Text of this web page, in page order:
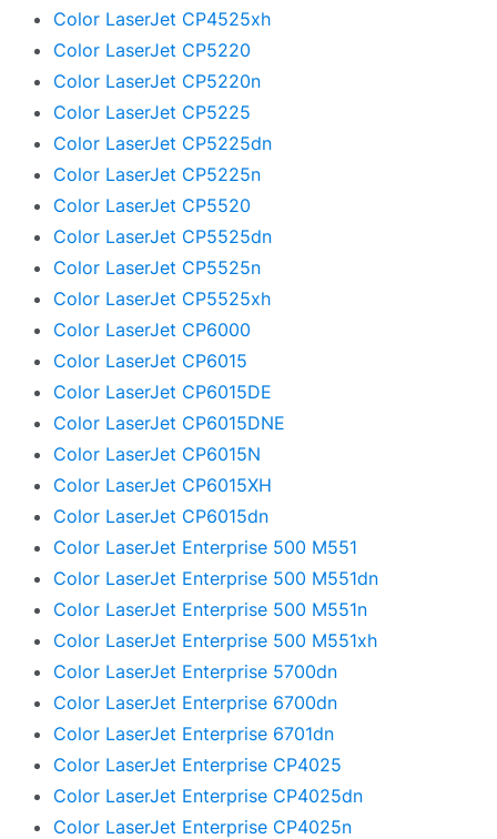
Color LaserJet CP4525xh
Color LaserJet CP5220
Color LaserJet CP5220n
Color LaserJet CP5225
Color LaserJet CP5225dn
Color LaserJet CP5225n
Color LaserJet CP5520
Color LaserJet CP5525dn
Color LaserJet CP5525n
Color LaserJet CP5525xh
Color LaserJet CP6000
Color LaserJet CP6015
Color LaserJet CP6015DE
Color LaserJet CP6015DNE
Color LaserJet CP6015N
Color LaserJet CP6015XH
Color LaserJet CP6015dn
Color LaserJet Enterprise 500 M551
Color LaserJet Enterprise 500 M551dn
Color LaserJet Enterprise 500 M551n
Color LaserJet Enterprise 500 M551xh
Color LaserJet Enterprise 5700dn
Color LaserJet Enterprise 6700dn
Color LaserJet Enterprise 6701dn
Color LaserJet Enterprise CP4025
Color LaserJet Enterprise CP4025dn
Color LaserJet Enterprise CP4025n